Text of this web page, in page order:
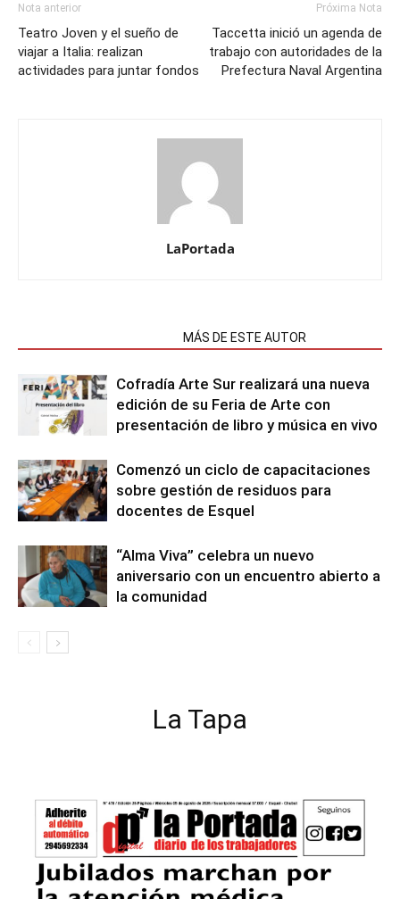
Nota anterior
Teatro Joven y el sueño de
viajar a Italia: realizan
actividades para juntar fondos
Próxima Nota
Taccetta inició un agenda de
trabajo con autoridades de la
Prefectura Naval Argentina
LaPortada
MÁS DE ESTE AUTOR
Cofradía Arte Sur realizará una nueva
edición de su Feria de Arte con
presentación de libro y música en vivo
Comenzó un ciclo de capacitaciones
sobre gestión de residuos para
docentes de Esquel
“Alma Viva” celebra un nuevo
aniversario con un encuentro abierto a
la comunidad
La Tapa